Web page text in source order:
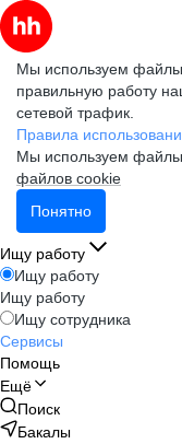
Мы используем файлы
правильную работу
сетевой трафик.
Правила
Мы используем файлы
файлов cookie
Понятно
Ищу работу
Ищу работу
Ищу работу
Ищу сотрудника
Сервисы
Помощь
Ещё
Поиск
Бакалы